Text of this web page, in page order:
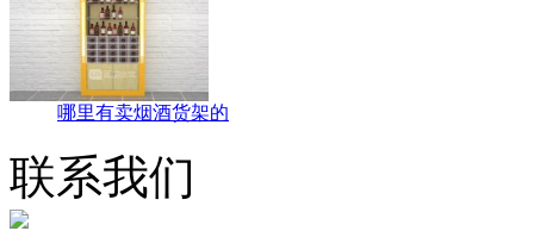
哪里有卖烟酒货架的
联系我们